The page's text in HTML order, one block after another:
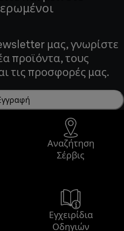
μας, γνωρίστε
προϊόντα, τους
τις προσφορές μας.
Αναζήτηση
Σέρβις
Εγχειρίδια
Οδηγιών